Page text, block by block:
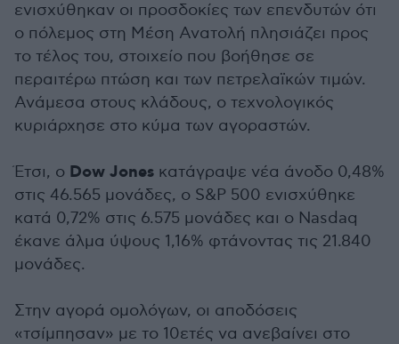
ενισχύθηκαν οι προσδοκίες των επενδυτών ότι
ο πόλεμος στη Μέση Ανατολή πλησιάζει προς
το τέλος του, στοιχείο που βοήθησε σε
περαιτέρω πτώση και των πετρελαϊκών τιμών.
Ανάμεσα στους κλάδους, ο τεχνολογικός
κυριάρχησε στο κύμα των αγοραστών.
Έτσι, ο Dow Jones κατάγραψε νέα άνοδο 0,48%
στις 46.565 μονάδες, ο S&P 500 ενισχύθηκε
κατά 0,72% στις 6.575 μονάδες και ο Nasdaq
έκανε άλμα ύψους 1,16% φτάνοντας τις 21.840
μονάδες.
Στην αγορά ομολόγων, οι αποδόσεις
«τσίμπησαν» με το 10ετές να ανεβαίνει στο